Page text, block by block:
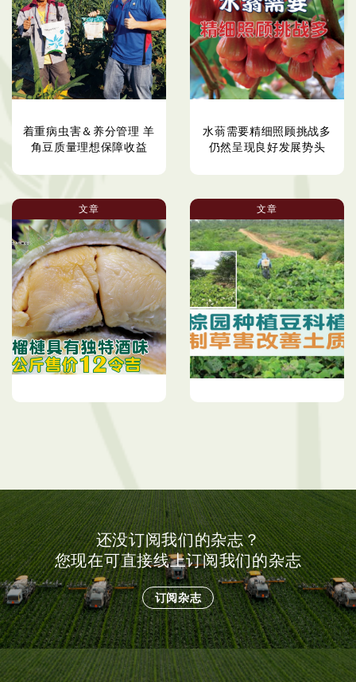
着重病虫害＆养分管理 羊
角豆质量理想保障收益
水蓊需要精细照顾挑战多
仍然呈现良好发展势头
文章 文章
还没订阅我们的杂志？
您现在可直接线上订阅我们的杂志
订阅杂志